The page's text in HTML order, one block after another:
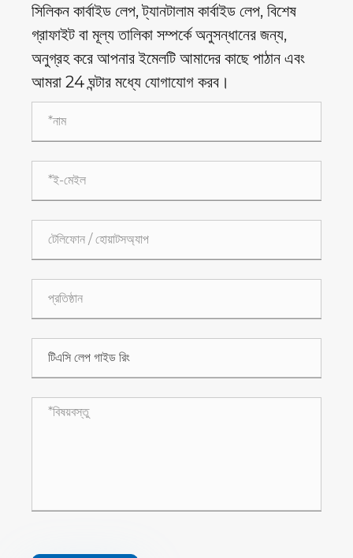
সিলিকন কার্বাইড লেপ, ট্যানটালাম কার্বাইড লেপ, বিশেষ
গ্রাফাইট বা মূল্য তালিকা সম্পর্কে অনুসন্ধানের জন্য,
অনুগ্রহ করে আপনার ইমেলটি আমাদের কাছে পাঠান এবং
আমরা 24 ঘন্টার মধ্যে যোগাযোগ করব।